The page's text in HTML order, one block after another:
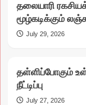
தலையாரி
மூழ்கடிக்கும்
July 29, 2026
தள்ளிப்போகும்
நீட்டிப்பு
July 27, 2026